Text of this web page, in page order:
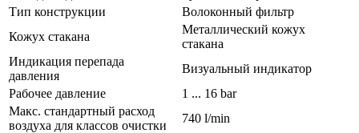
Тип конструкции
Волоконный фильтр
Кожух стакана
Металлический кожух
стакана
Индикация перепада
давления
Визуальный индикатор
Рабочее давление
1 ... 16 bar
Макс. стандартный расход
воздуха для классов очистки
740 l/min